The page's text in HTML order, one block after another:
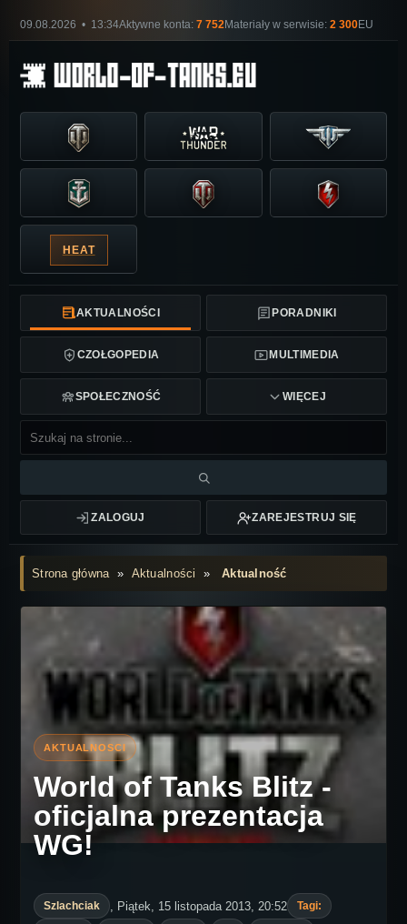
09.08.2026 • 13:34Aktywne konta: 7 752Materiały w serwisie: 2 300EU
HEAT
AKTUALNOŚCI PORADNIKI
CZOŁGOPEDIA MULTIMEDIA
SPOŁECZNOŚĆ WIĘCEJ
ZALOGUJ ZAREJESTRUJ SIĘ
Strona główna» Aktualności »Aktualność
World of Tanks Blitz -
oficjalna prezentacja
WG!
Szlachciak , Piątek, 15 listopada 2013, 20:52
Tagi: